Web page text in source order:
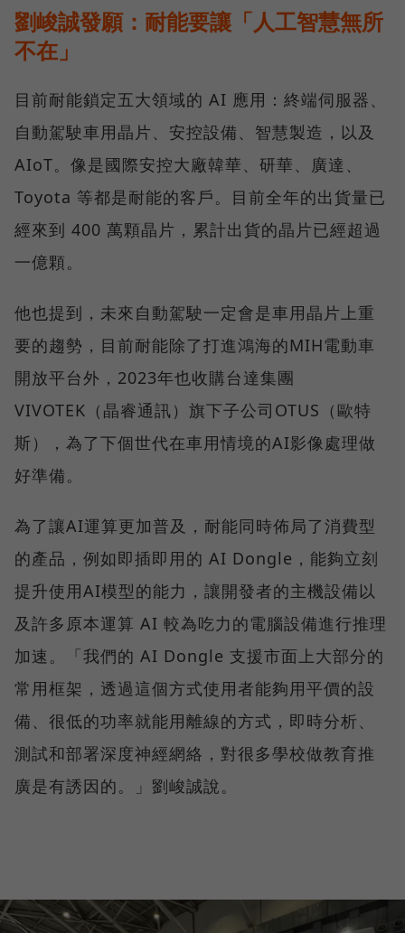
劉峻誠發願：耐能要讓「人工智慧無所
不在」
目前耐能鎖定五大領域的 AI 應用：終端伺服器、
自動駕駛車用晶片、安控設備、智慧製造，以及
AIoT。像是國際安控大廠韓華、研華、廣達、
Toyota 等都是耐能的客戶。目前全年的出貨量已
經來到 400 萬顆晶片，累計出貨的晶片已經超過
一億顆。
他也提到，未來自動駕駛一定會是車用晶片上重
要的趨勢，目前耐能除了打進鴻海的MIH電動車
開放平台外，2023年也收購台達集團
VIVOTEK（晶睿通訊）旗下子公司OTUS（歐特
斯），為了下個世代在車用情境的AI影像處理做
好準備。
為了讓AI運算更加普及，耐能同時佈局了消費型
的產品，例如即插即用的 AI Dongle，能夠立刻
提升使用AI模型的能力，讓開發者的主機設備以
及許多原本運算 AI 較為吃力的電腦設備進行推理
加速。「我們的 AI Dongle 支援市面上大部分的
常用框架，透過這個方式使用者能夠用平價的設
備、很低的功率就能用離線的方式，即時分析、
測試和部署深度神經網絡，對很多學校做教育推
廣是有誘因的。」劉峻誠說。